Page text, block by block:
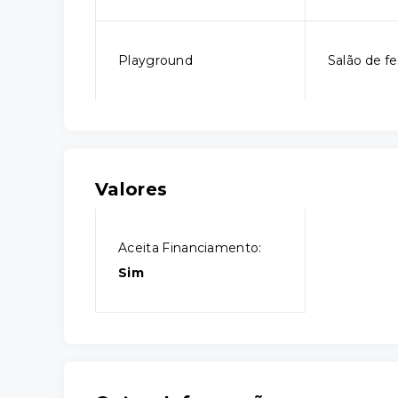
Playground Salão de
Valores
Aceita Financiamento:
Sim